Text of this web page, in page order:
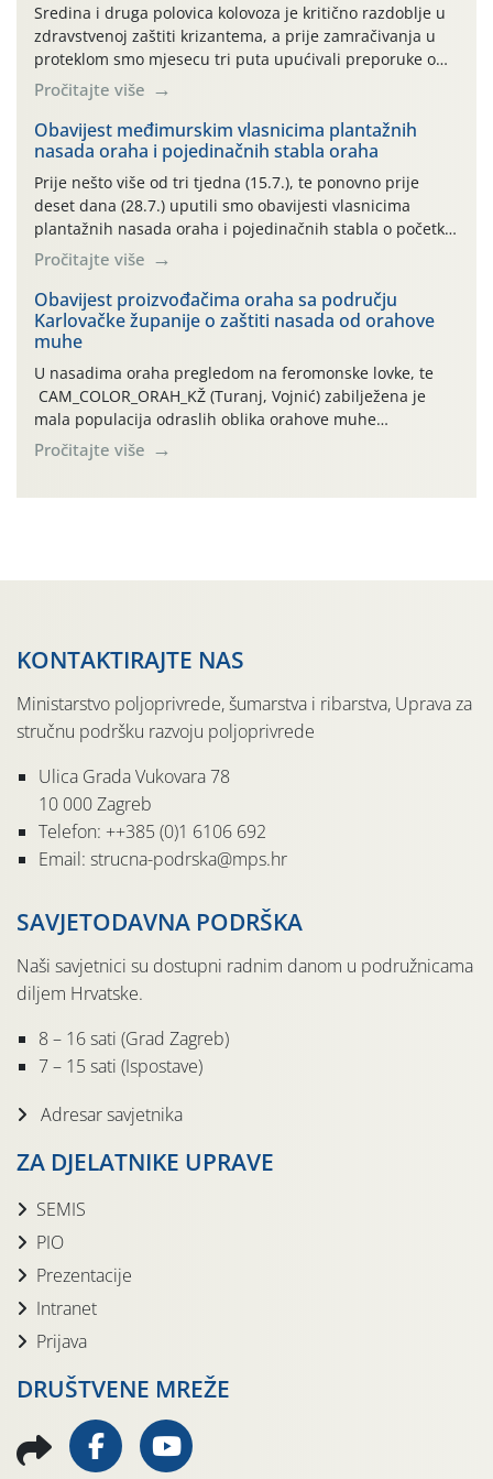
Sredina i druga polovica kolovoza je kritično razdoblje u
zdravstvenoj zaštiti krizantema, a prije zamračivanja u
proteklom smo mjesecu tri puta upućivali preporuke o
preventivnim mjerama zaštite krizantema od najčešćih
uzročnika bolesti, štetnika i fito-fagnih grinja (23.7., 14.7.,
06.7.)! Na početku ovog mjeseca je zabilježeno je
povijesno i ekstremno vruće meteorološko razdoblje, uz
najviše temperature […]
Pročitajte više
Obavijest međimurskim vlasnicima plantažnih
nasada oraha i pojedinačnih stabla oraha
Prije nešto više od tri tjedna (15.7.), te ponovno prije
deset dana (28.7.) uputili smo obavijesti vlasnicima
plantažnih nasada oraha i pojedinačnih stabla o početku
leta i ovogodišnjoj potrebi usmjerenog suzbijanja
orahove muhe (Rhagoletis completa)! Već dvanaest dana
traje drugi ovogodišnji “toplinski udar”, koji naročito
izražen zadnja šest dana (31.7.-05.8.), jer najviše
temperature zraka svakodnevno […]
Pročitajte više
Obavijest proizvođačima oraha sa području
Karlovačke županije o zaštiti nasada od orahove
muhe
U nasadima oraha pregledom na feromonske lovke, te
CAM_COLOR_ORAH_KŽ (Turanj, Vojnić) zabilježena je
mala populacija odraslih oblika orahove muhe
(Rhagoletis completa). Niska brojnost može se objasniti
činjenicom da je riječ o mladim nasadima s vrlo malim
Pročitajte više
KONTAKTIRAJTE NAS
Ministarstvo poljoprivrede, šumarstva i ribarstva, Uprava za
stručnu podršku razvoju poljoprivrede
Ulica Grada Vukovara 78
10 000 Zagreb
Telefon: ++385 (0)1 6106 692
Email: strucna-podrska@mps.hr
SAVJETODAVNA PODRŠKA
Naši savjetnici su dostupni radnim danom u podružnicama
diljem Hrvatske.
8 – 16 sati (Grad Zagreb)
7 – 15 sati (Ispostave)
Adresar savjetnika
ZA DJELATNIKE UPRAVE
SEMIS
PIO
Prezentacije
Intranet
Prijava
DRUŠTVENE MREŽE